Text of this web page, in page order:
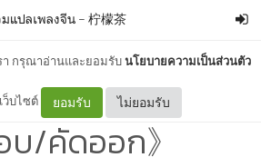
า กรุณาอ่านและยอมรับนโยบายความเป็นส่วนตัว
ว็บไซต์ ยอมรับ ไม่ยอมรับ
มแปลเพลงจีน – 柠檬茶
งจีน 《#淘汰：
/คัดออก》